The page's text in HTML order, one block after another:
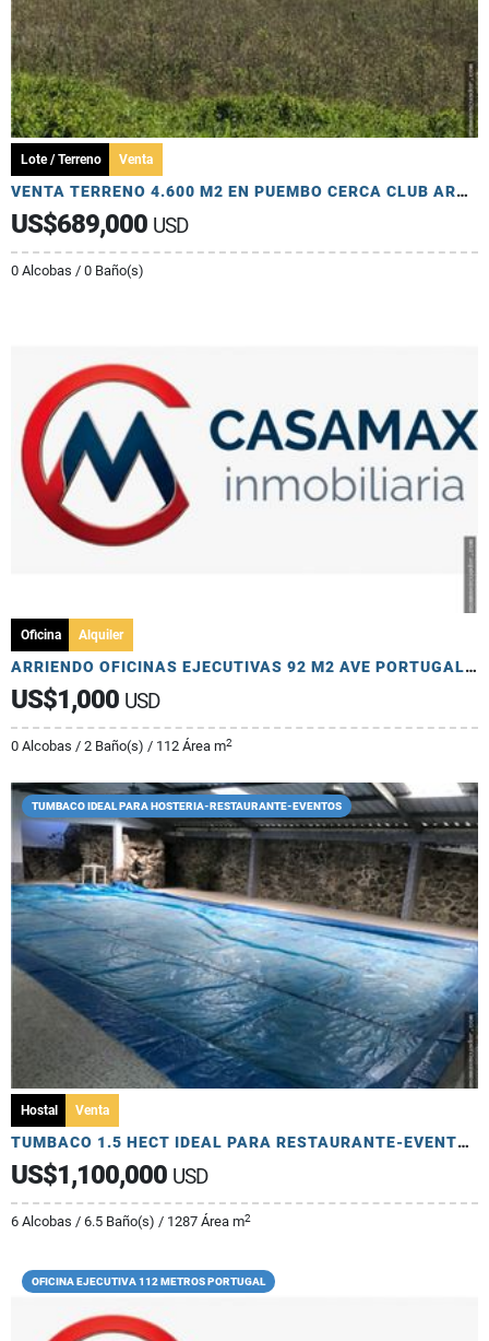
Lote / Terreno Venta
VENTA TERRENO 4.600 M2 EN PUEMBO CERCA CLUB ARRAYANES
US$689,000 USD
0 Alcobas / 0 Baño(s)
Oficina Alquiler
ARRIENDO OFICINAS EJECUTIVAS 92 M2 AVE PORTUGAL Y CATALINA ALDAZ
US$1,000 USD
0 Alcobas / 2 Baño(s) / 112 Área m2
TUMBACO IDEAL PARA HOSTERIA-RESTAURANTE-EVENTOS
Hostal Venta
TUMBACO 1.5 HECT IDEAL PARA RESTAURANTE-EVENTOS- HOSTAL Y OTROS
US$1,100,000 USD
6 Alcobas / 6.5 Baño(s) / 1287 Área m2
OFICINA EJECUTIVA 112 METROS PORTUGAL